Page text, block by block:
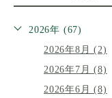
2026年 (67)
2026年8月 (2)
2026年7月 (8)
2026年6月 (8)